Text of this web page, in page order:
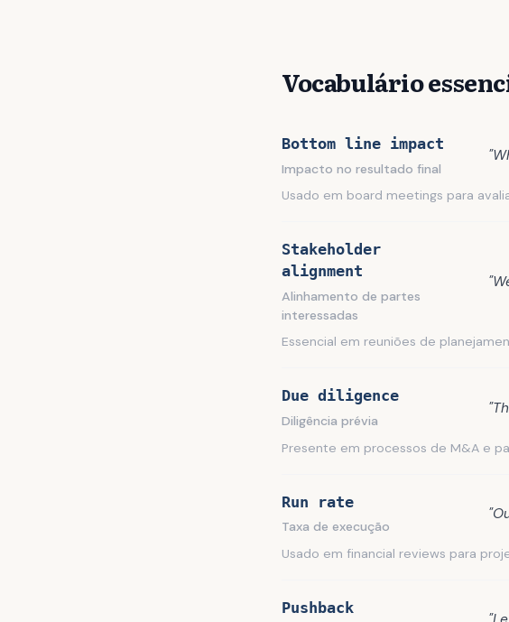
Vocabulário
Bottom line impact
Impacto no resultado final
Usado em board meetings para
Stakeholder
alignment
Alinhamento de partes
interessadas
Essencial em reuniões de
Due diligence
Diligência prévia
Presente em processos de M&A e
Run rate
Taxa de execução
Usado em financial reviews para
Pushback